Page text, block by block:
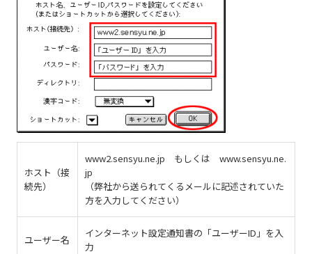
ホスト（接
続先）
www2.sensyu.ne.jp もしくは www.sensyu.ne.
jp
（弊社から送られてくるメールに記述されていた
方を入力してください）
ユーザー名
インターネット設定通知書の「ユーザーID」を入
力